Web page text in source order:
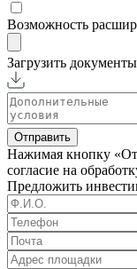
Возможность
Загрузить документы
Отправить
Нажимая кнопку
согласие на
Предложить